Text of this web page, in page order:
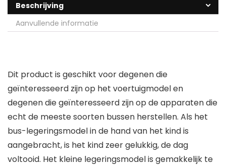
Beschrijving
Aanvullende informatie
Dit product is geschikt voor degenen die
geïnteresseerd zijn op het voertuigmodel en
degenen die geïnteresseerd zijn op de apparaten die
echt de meeste soorten bussen herstellen. Als het
bus-legeringsmodel in de hand van het kind is
aangebracht, is het kind zeer gelukkig, de dag
voltooid. Het kleine legeringsmodel is gemakkelijk te